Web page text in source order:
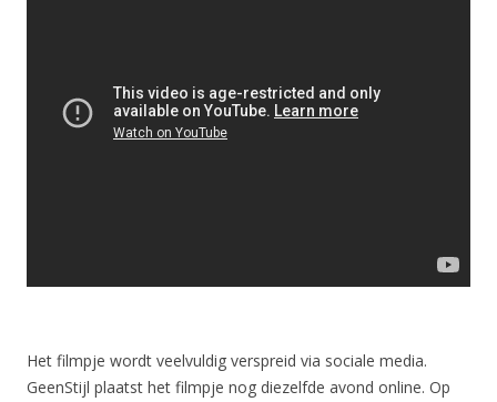
Het filmpje wordt veelvuldig verspreid via sociale media.
GeenStijl plaatst het filmpje nog diezelfde avond online. Op